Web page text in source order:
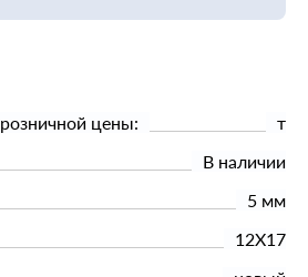
цены:
т
В наличии
5 мм
12Х17